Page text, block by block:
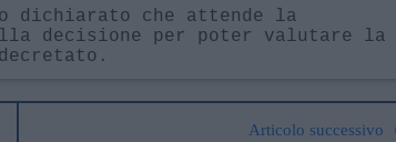
dichiarato che attende la
decisione per poter valutare la
Articolo successivo